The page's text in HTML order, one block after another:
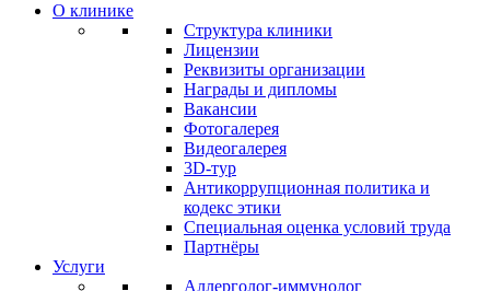
О клинике
Структура клиники
Лицензии
Реквизиты организации
Награды и дипломы
Вакансии
Фотогалерея
Видеогалерея
3D-тур
Антикоррупционная политика и
кодекс этики
Специальная оценка условий труда
Партнёры
Услуги
Аллерголог-иммунолог